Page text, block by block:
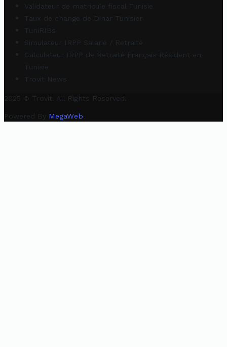
Validateur de matricule fiscal Tunisie
Taux de change de Dinar Tunisien
TuniRIBs
Simulateur IRPP Salarié / Retraité
Calculateur IRPP de Retraité Français Résident en
Tunisie
Trovit News
2025 © Trovit. All Rights Reserved.
Powered By MegaWeb